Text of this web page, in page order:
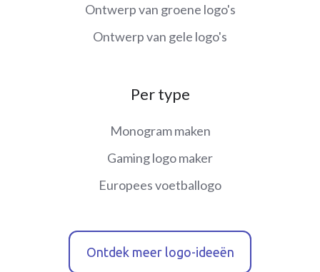
Ontwerp van groene logo's
Ontwerp van gele logo's
Per type
Monogram maken
Gaming logo maker
Europees voetballogo
Ontdek meer logo-ideeën